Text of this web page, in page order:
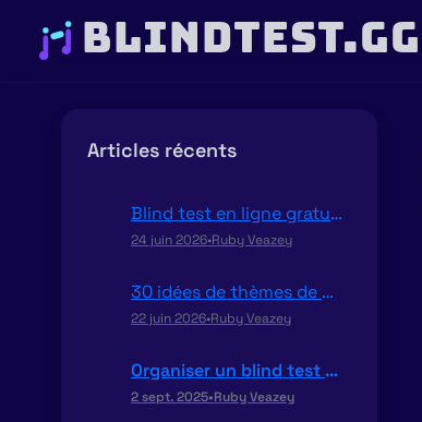
BLINDTEST.GG
Articles récents
Blind test en ligne gratuit et multijoueur : le guide pour jouer entre amis
24 juin 2026•Ruby Veazey
30 idées de thèmes de blind test pour animer vos soirées
22 juin 2026•Ruby Veazey
Organiser un blind test multijoueur pour un EVJF ou un EVG
2 sept. 2025•Ruby Veazey